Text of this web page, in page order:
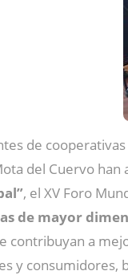
de
del Cuervo han
, el XV Foro
de mayor
contribuyan a
y consumidores,